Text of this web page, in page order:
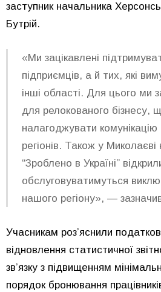
заступник начальника
Бутрій.
«Ми зацікавлені
підприємців, а й тих, які
інші області. Для цього ми
для релокованого бізнесу,
налагоджувати
регіонів. Також у Миколаєві
“Зроблено в Україні”
обслуговуватимуться
нашого регіону», —
Учасникам роз’яснили
відновлення статистичної
зв’язку з підвищенням
порядок бронювання